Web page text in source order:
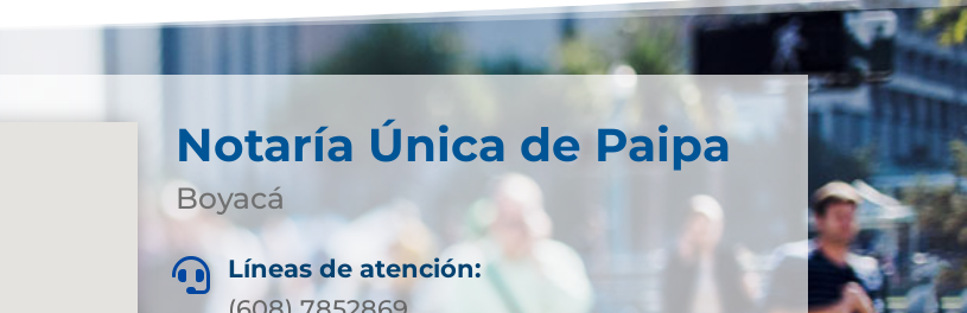
Notaría Única de Paipa
Boyacá

Líneas de atención: